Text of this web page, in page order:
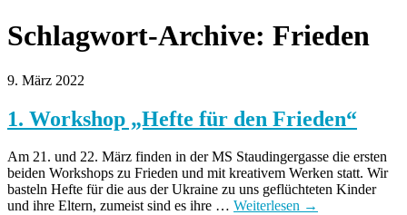
Schlagwort-Archive: Frieden
9. März 2022
1. Workshop „Hefte für den Frieden“
Am 21. und 22. März finden in der MS Staudingergasse die ersten
beiden Workshops zu Frieden und mit kreativem Werken statt. Wir
basteln Hefte für die aus der Ukraine zu uns geflüchteten Kinder
und ihre Eltern, zumeist sind es ihre … Weiterlesen →